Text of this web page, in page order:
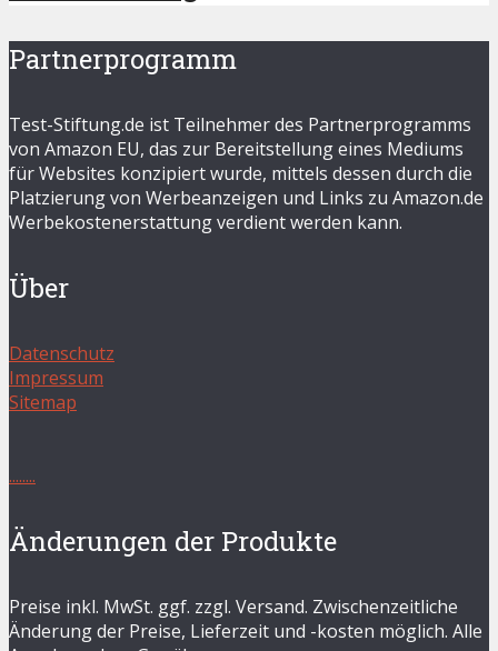
Partnerprogramm
Test-Stiftung.de ist Teilnehmer des Partnerprogramms
von Amazon EU, das zur Bereitstellung eines Mediums
für Websites konzipiert wurde, mittels dessen durch die
Platzierung von Werbeanzeigen und Links zu Amazon.de
Werbekostenerstattung verdient werden kann.
Über
Datenschutz
Impressum
Sitemap
........
Änderungen der Produkte
Preise inkl. MwSt. ggf. zzgl. Versand. Zwischenzeitliche
Änderung der Preise, Lieferzeit und -kosten möglich. Alle